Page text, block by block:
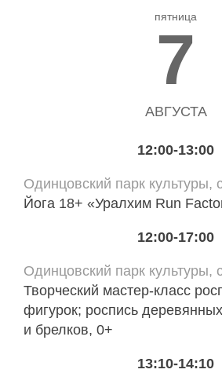
пятница
7
АВГУСТА
12:00-13:00
Одинцовский парк культуры,
Йога 18+ «Уралхим Run
12:00-17:00
Одинцовский парк культуры,
Творческий мастер-класс
фигурок; роспись
и брелков, 0+
13:10-14:10